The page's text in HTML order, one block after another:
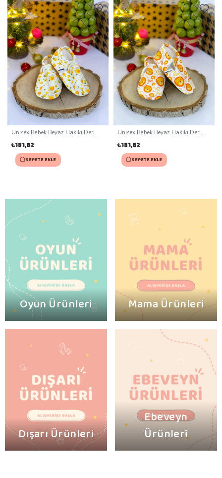
Unisex Bebek Beyaz Hakiki Deri
₺181,82
SEPETE EKLE
Unisex Bebek Beyaz Hakiki Deri
₺181,82
SEPETE EKLE
Oyun Ürünleri Mama Ürünleri
Dışarı Ürünleri
Ebeveyn
Ürünleri